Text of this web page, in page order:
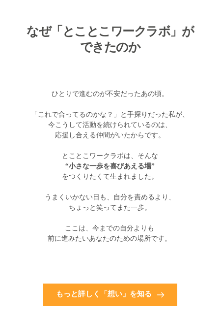
なぜ「とことこワークラボ」が
できたのか
ひとりで進むのが不安だったあの頃。
「これで合ってるのかな？」と手探りだった私が、
今こうして活動を続けられているのは、
応援し合える仲間がいたからです。
とことこワークラボは、そんな
“小さな一歩を喜びあえる場”
をつくりたくて生まれました。
うまくいかない日も、自分を責めるより、
ちょっと笑ってまた一歩。
ここは、今までの自分よりも
前に進みたいあなたのための場所です。
もっと詳しく「想い」を知る